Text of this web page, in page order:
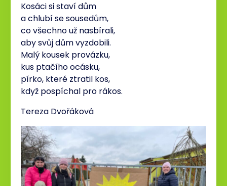
Kosáci si staví dům
a chlubí se sousedům,
co všechno už nasbírali,
aby svůj dům vyzdobili.
Malý kousek provázku,
kus ptačího ocásku,
pírko, které ztratil kos,
když pospíchal pro rákos.
Tereza Dvořáková